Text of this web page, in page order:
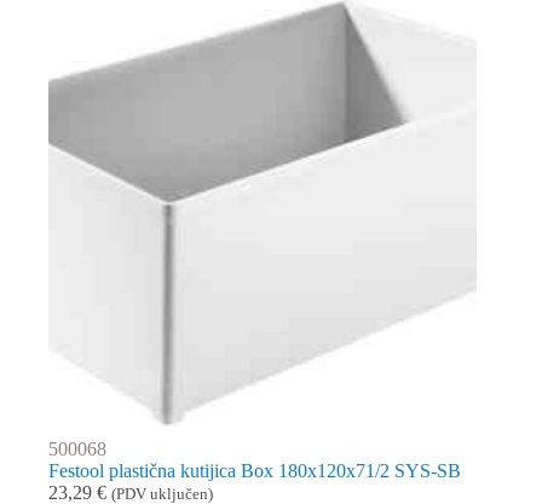
500068
Festool plastična kutijica Box 180x120x71/2 SYS-SB
23,29 € (PDV uključen)